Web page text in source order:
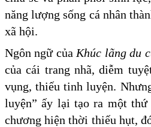
năng lượng sống cá nhân
xã hội.
Ngôn ngữ của Khúc lãng du
của cái trang nhã, diễm
vụng, thiếu tinh luyện.
luyện” ấy lại tạo ra một thứ
chương hiện thời thiếu hụt,